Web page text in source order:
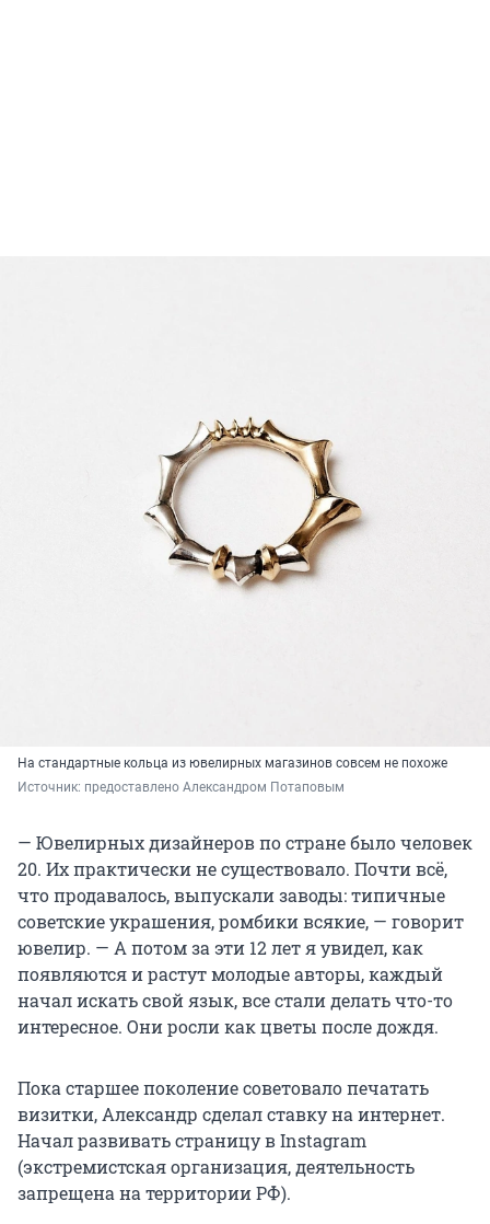
На стандартные кольца из ювелирных магазинов совсем не похоже
Источник: предоставлено Александром Потаповым
— Ювелирных дизайнеров по стране было человек
20. Их практически не существовало. Почти всё,
что продавалось, выпускали заводы: типичные
советские украшения, ромбики всякие, — говорит
ювелир. — А потом за эти 12 лет я увидел, как
появляются и растут молодые авторы, каждый
начал искать свой язык, все стали делать что-то
интересное. Они росли как цветы после дождя.
Пока старшее поколение советовало печатать
визитки, Александр сделал ставку на интернет.
Начал развивать страницу в Instagram
(экстремистская организация, деятельность
запрещена на территории РФ).